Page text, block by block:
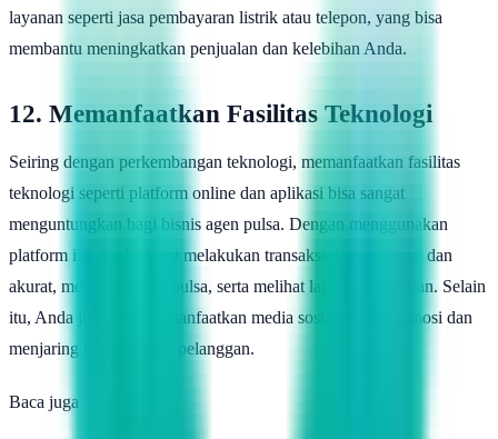
layanan seperti jasa pembayaran listrik atau telepon, yang bisa
membantu meningkatkan penjualan dan kelebihan Anda.
12. Memanfaatkan Fasilitas Teknologi
Seiring dengan perkembangan teknologi, memanfaatkan fasilitas
teknologi seperti platform online dan aplikasi bisa sangat
menguntungkan bagi bisnis agen pulsa. Dengan menggunakan
platform ini, Anda dapat melakukan transaksi dengan cepat dan
akurat, memantau stok pulsa, serta melihat laporan penjualan. Selain
itu, Anda juga bisa memanfaatkan media sosial untuk promosi dan
menjaring lebih banyak pelanggan.
Baca juga